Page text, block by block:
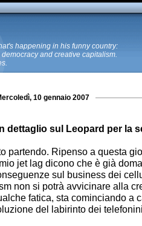
happening in his funny country:
and creative capitalism.
10 gennaio 2007
dettaglio sul Leopard per la
partendo. Ripenso a questa
jet lag dicono che è già
sul business dei
non si potrà avvicinare alla
fatica, sta cominciando a
del labirinto dei